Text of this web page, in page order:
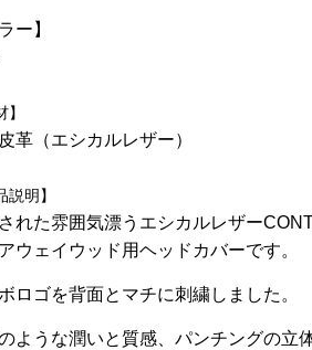
ー】
】
革（エシカルレザー）
説明】
れた雰囲気漂うエシカルレザー
ウェイウッド用ヘッドカバーです。
ロゴを背面とマチに刺繍しました。
ような潤いと質感、パンチングの立